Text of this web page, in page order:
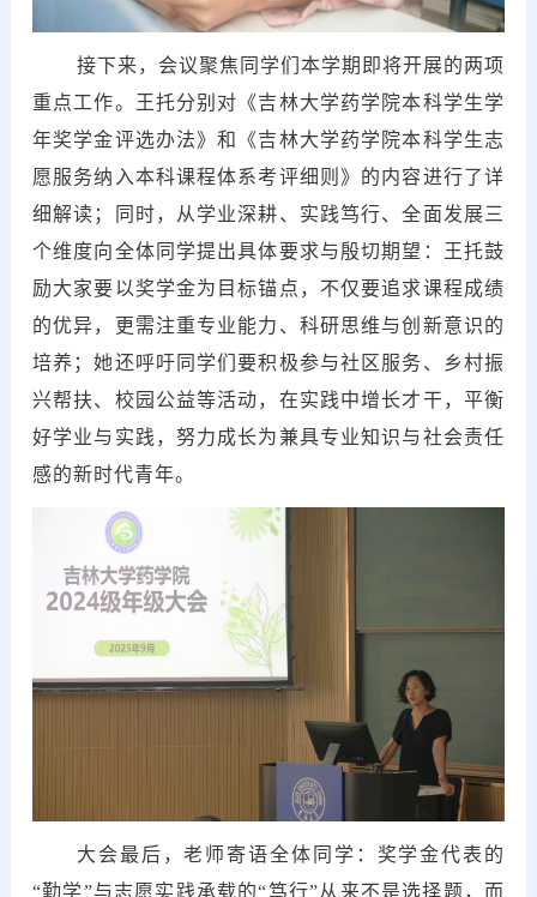
接下来，会议聚焦同学们本学期即将开展的两项
重点工作。王托分别对《吉林大学药学院本科学生学
年奖学金评选办法》和《吉林大学药学院本科学生志
愿服务纳入本科课程体系考评细则》的内容进行了详
细解读；同时，从学业深耕、实践笃行、全面发展三
个维度向全体同学提出具体要求与殷切期望：王托鼓
励大家要以奖学金为目标锚点，不仅要追求课程成绩
的优异，更需注重专业能力、科研思维与创新意识的
培养；她还呼吁同学们要积极参与社区服务、乡村振
兴帮扶、校园公益等活动，在实践中增长才干，平衡
好学业与实践，努力成长为兼具专业知识与社会责任
感的新时代青年。
大会最后，老师寄语全体同学：奖学金代表的
“勤学”与志愿实践承载的“笃行”从来不是选择题，而